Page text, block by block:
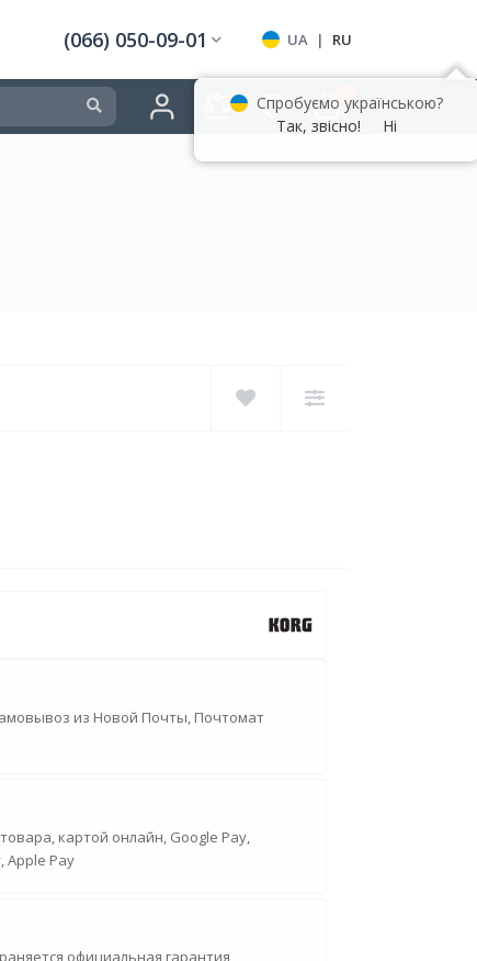
(066) 050-09-01 UA | RU
из Новой Почты, Почтомат
картой онлайн, Google Pay,
Apple Pay
официальная гарантия
Спробуємо українською?
Так, звісно!
Ні